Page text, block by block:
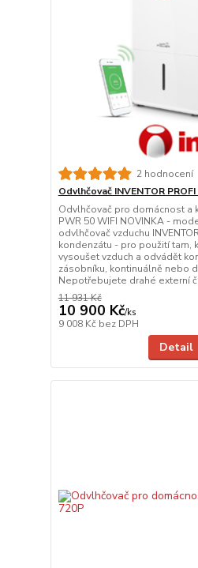
2 hodnocení
Odvlhčovač INVENTOR
Odvlhčovač pro domácnost a
PWR 50 WIFI NOVINKA -
odvlhčovač vzduchu
kondenzátu - pro použití tam,
vysoušet vzduch a odvádět
zásobníku, kontinuálně nebo
Nepotřebujete drahé externí
11 931 Kč
10 900 Kč/ks
9 008 Kč bez DPH
Detail